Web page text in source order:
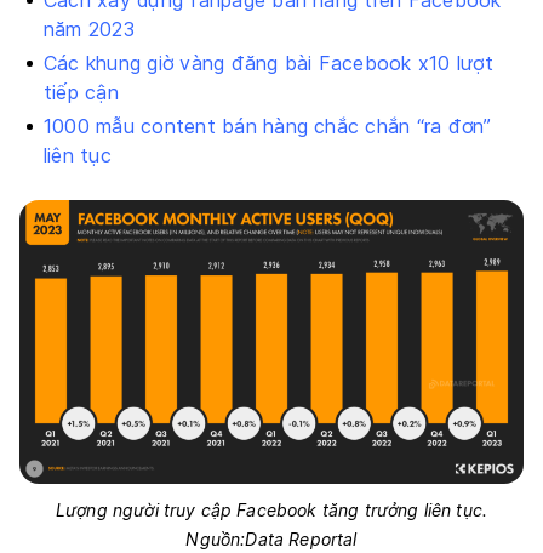
năm 2023
Các khung giờ vàng đăng bài Facebook x10 lượt
tiếp cận
1000 mẫu content bán hàng chắc chắn “ra đơn”
liên tục
Lượng người truy cập Facebook tăng trưởng liên tục.
Nguồn:Data Reportal